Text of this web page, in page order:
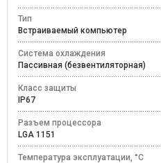
Тип
Встраиваемый компьютер
Система охлаждения
Пассивная (безвентиляторная)
Класс защиты
IP67
Разъем процессора
LGA 1151
Температура эксплуатации, °C